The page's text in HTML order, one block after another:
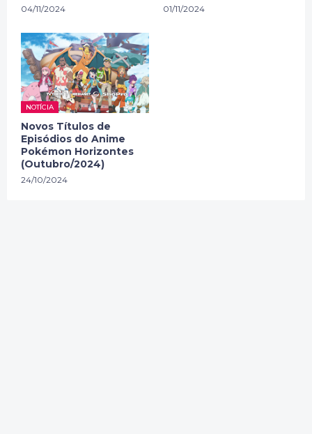
04/11/2024 01/11/2024
NOTÍCIA
Novos Títulos de
Episódios do Anime
Pokémon Horizontes
(Outubro/2024)
24/10/2024